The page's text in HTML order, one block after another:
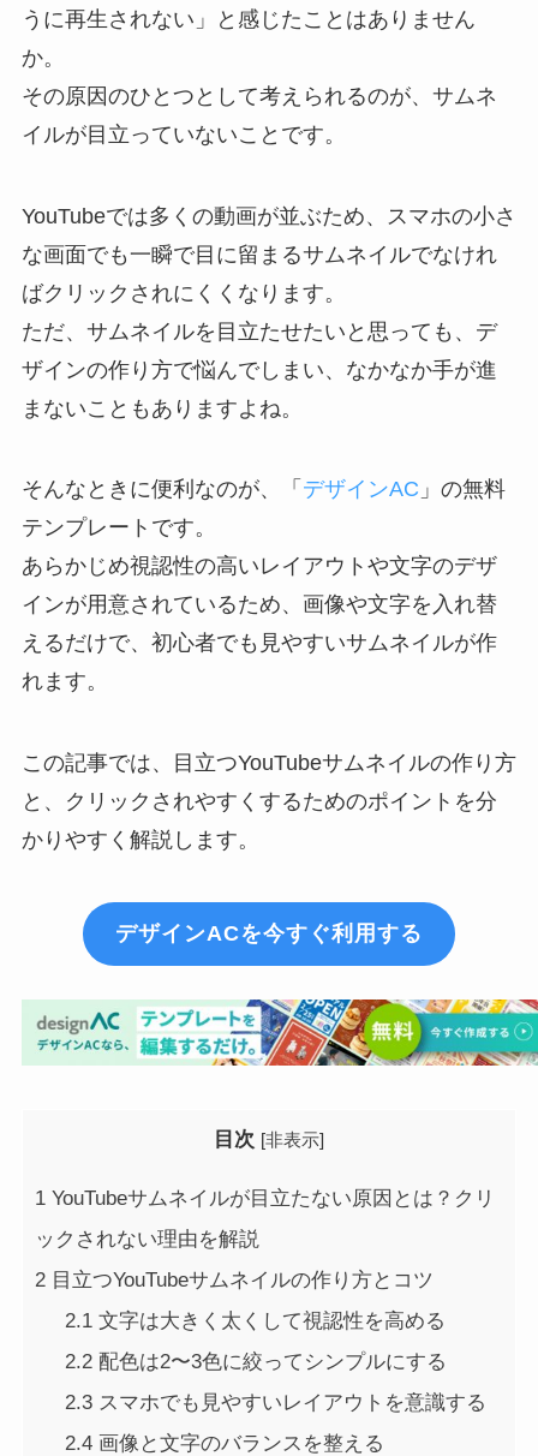
うに再生されない」と感じたことはありません
か。
その原因のひとつとして考えられるのが、サムネ
イルが目立っていないことです。
YouTubeでは多くの動画が並ぶため、スマホの小さ
な画面でも一瞬で目に留まるサムネイルでなけれ
ばクリックされにくくなります。
ただ、サムネイルを目立たせたいと思っても、デ
ザインの作り方で悩んでしまい、なかなか手が進
まないこともありますよね。
そんなときに便利なのが、「 デザインAC 」の無料
テンプレートです。
あらかじめ視認性の高いレイアウトや文字のデザ
インが用意されているため、画像や文字を入れ替
えるだけで、初心者でも見やすいサムネイルが作
れます。
この記事では、目立つYouTubeサムネイルの作り方
と、クリックされやすくするためのポイントを分
かりやすく解説します。
デザインACを今すぐ利用する
目次 [非表示]
1YouTubeサムネイルが目立たない原因とは？クリ
ックされない理由を解説
2目立つYouTubeサムネイルの作り方とコツ
2.1 文字は大きく太くして視認性を高める
2.2 配色は2〜3色に絞ってシンプルにする
2.3 スマホでも見やすいレイアウトを意識する
2.4 画像と文字のバランスを整える